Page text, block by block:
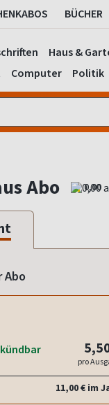
BÜCHER
Haus &
Computer Politik
Abo 0,00
Abo
pro
11,00 € im